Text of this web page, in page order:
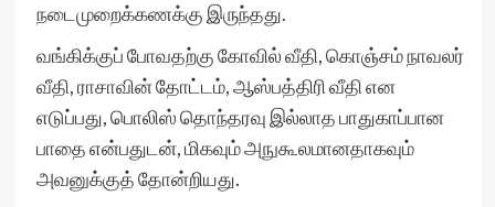
நடைமுறைக்கணக்கு இருந்தது.
வங்கிக்குப் போவதற்கு கோவில் வீதி, கொஞ்சம் நாவலர்
வீதி, ராசாவின் தோட்டம், ஆஸ்பத்திரி வீதி என
எடுப்பது, பொலிஸ் தொந்தரவு இல்லாத பாதுகாப்பான
பாதை என்பதுடன், மிகவும் அநுகூலமானதாகவும்
அவனுக்குத் தோன்றியது.